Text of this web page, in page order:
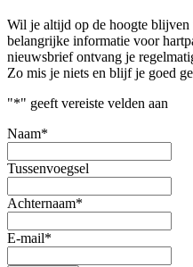
Wil je altijd op de hoogte blijven
belangrijke informatie voor
nieuwsbrief ontvang je
Zo mis je niets en blijf je goed
"*" geeft vereiste velden aan
Naam*
Tussenvoegsel
Achternaam*
E-mail*